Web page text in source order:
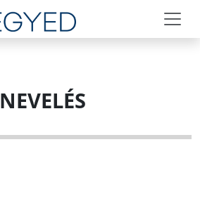
NEVELÉS